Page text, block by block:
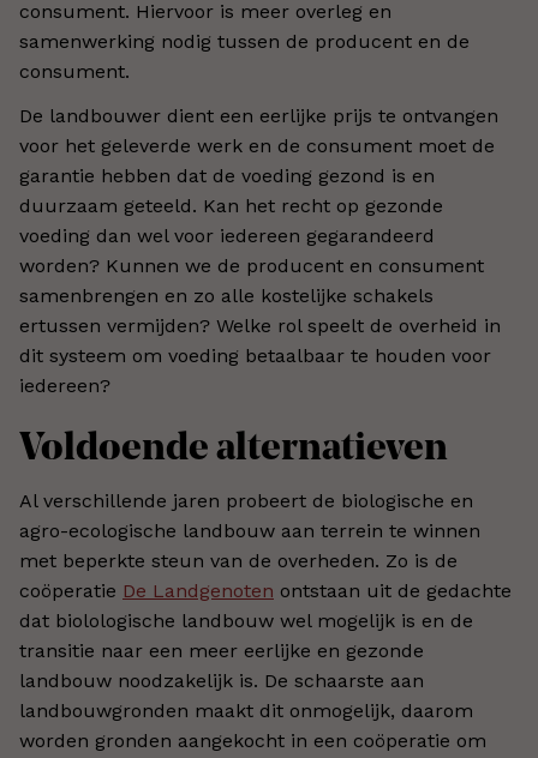
consument. Hiervoor is meer overleg en
samenwerking nodig tussen de producent en de
consument.
De landbouwer dient een eerlijke prijs te ontvangen
voor het geleverde werk en de consument moet de
garantie hebben dat de voeding gezond is en
duurzaam geteeld. Kan het recht op gezonde
voeding dan wel voor iedereen gegarandeerd
worden? Kunnen we de producent en consument
samenbrengen en zo alle kostelijke schakels
ertussen vermijden? Welke rol speelt de overheid in
dit systeem om voeding betaalbaar te houden voor
iedereen?
Voldoende alternatieven
Al verschillende jaren probeert de biologische en
agro-ecologische landbouw aan terrein te winnen
met beperkte steun van de overheden. Zo is de
coöperatie De Landgenoten ontstaan uit de gedachte
dat biolologische landbouw wel mogelijk is en de
transitie naar een meer eerlijke en gezonde
landbouw noodzakelijk is. De schaarste aan
landbouwgronden maakt dit onmogelijk, daarom
worden gronden aangekocht in een coöperatie om